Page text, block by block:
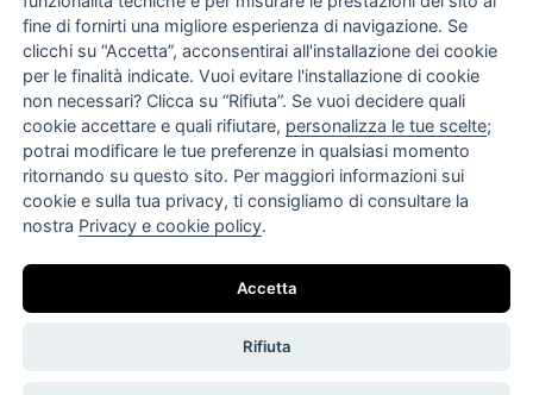
Home
Azienda
Attività e Progetti
Gallery
Organigramma
Codice etico
Modello 231
Contatti
fine di fornirti una migliore esperienza di navigazione. Se
clicchi su “Accetta”, acconsentirai all'installazione dei cookie
per le finalità indicate. Vuoi evitare l'installazione di cookie
non necessari? Clicca su “Rifiuta”. Se vuoi decidere quali
cookie accettare e quali rifiutare, personalizza le tue scelte;
potrai modificare le tue preferenze in qualsiasi momento
ritornando su questo sito. Per maggiori informazioni sui
cookie e sulla tua privacy, ti consigliamo di consultare la
nostra Privacy e cookie policy.
Accetta
Rifiuta